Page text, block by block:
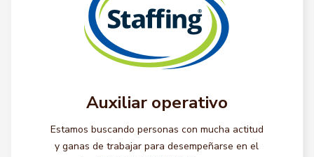
Auxiliar operativo
Estamos buscando personas con mucha actitud
y ganas de trabajar para desempeñarse en el